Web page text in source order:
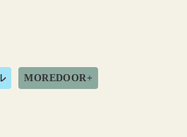
MOREDOOR+